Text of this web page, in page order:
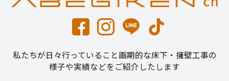
私たちが日々行っていること画期的な床下・擁壁工事の
様子や実績などをご紹介したします